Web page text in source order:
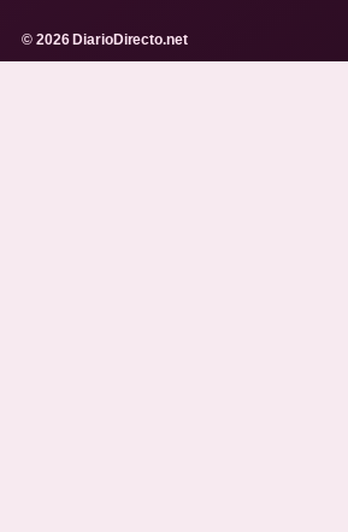
© 2026 DiarioDirecto.net